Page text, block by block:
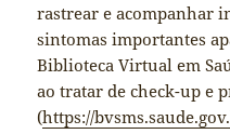
rastrear e acompanhar
sintomas importantes
Biblioteca Virtual em
ao tratar de check-up e
(https://